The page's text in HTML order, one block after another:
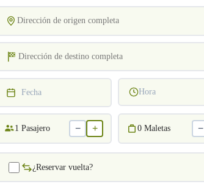
Fecha Hora
1 Pasajero − + 0 Maletas −
¿Reservar vuelta?